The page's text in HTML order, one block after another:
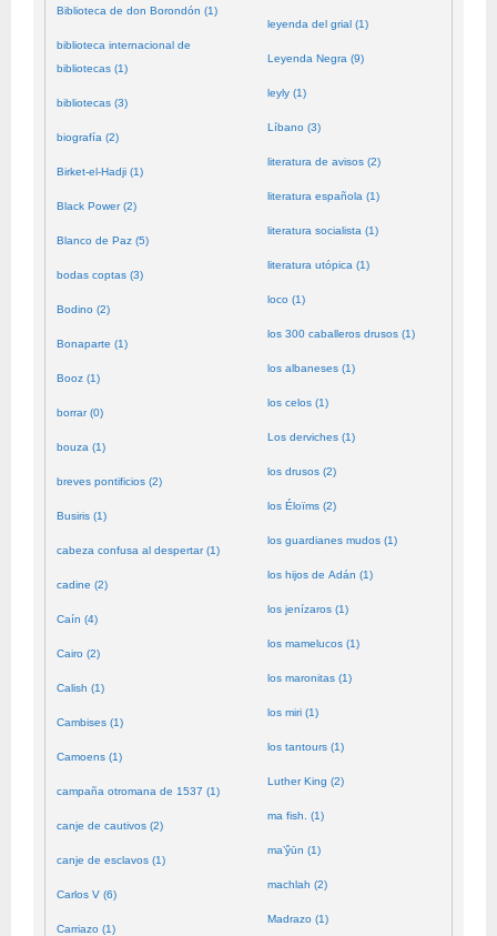
Biblioteca de don Borondón (1)
biblioteca internacional de
bibliotecas (1)
bibliotecas (3)
biografía (2)
Birket-el-Hadji (1)
Black Power (2)
Blanco de Paz (5)
bodas coptas (3)
Bodino (2)
Bonaparte (1)
Booz (1)
borrar (0)
bouza (1)
breves pontificios (2)
Busiris (1)
cabeza confusa al despertar (1)
cadine (2)
Caín (4)
Cairo (2)
Calish (1)
Cambises (1)
Camoens (1)
campaña otromana de 1537 (1)
canje de cautivos (2)
canje de esclavos (1)
Carlos V (6)
Carriazo (1)
leyenda del grial (1)
Leyenda Negra (9)
leyly (1)
Líbano (3)
literatura de avisos (2)
literatura española (1)
literatura socialista (1)
literatura utópica (1)
loco (1)
los 300 caballeros drusos (1)
los albaneses (1)
los celos (1)
Los derviches (1)
los drusos (2)
los Éloïms (2)
los guardianes mudos (1)
los hijos de Adán (1)
los jenízaros (1)
los mamelucos (1)
los maronitas (1)
los miri (1)
los tantours (1)
Luther King (2)
ma fish. (1)
ma’ŷūn (1)
machlah (2)
Madrazo (1)